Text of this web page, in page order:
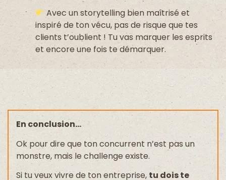
Avec un storytelling bien maîtrisé et
inspiré de ton vécu, pas de risque que tes
clients t’oublient ! Tu vas marquer les esprits
et encore une fois te démarquer.
En conclusion…
Ok pour dire que ton concurrent n’est pas un
monstre, mais le challenge existe.
Si tu veux vivre de ton entreprise,tu dois te